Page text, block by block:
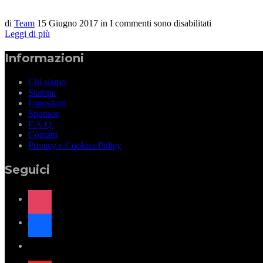
di Team 15 Giugno 2017 in I commenti sono disabilitati
Leggi di più
Informazioni
Chi siamo
Stampa
Espositori
Sponsor
F.A.Q.
Contatti
Privacy e Cookies Policy
Seguici
instagram
facebook
x